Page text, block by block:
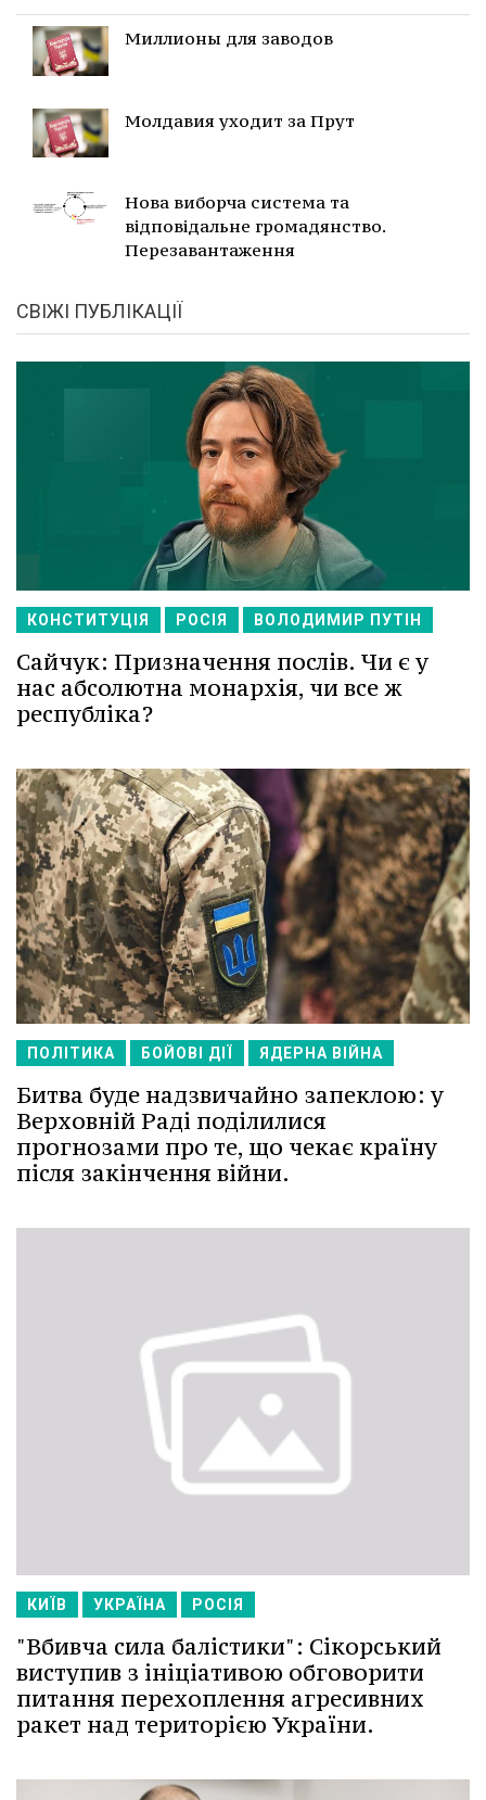
Миллионы для заводов
Молдавия уходит за Прут
Нова виборча система та
відповідальне громадянство.
Перезавантаження
СВІЖІ ПУБЛІКАЦІЇ
КОНСТИТУЦІЯ РОСІЯ ВОЛОДИМИР ПУТІН
Сайчук: Призначення послів. Чи є у
нас абсолютна монархія, чи все ж
республіка?
ПОЛІТИКА БОЙОВІ ДІЇ ЯДЕРНА ВІЙНА
Битва буде надзвичайно запеклою: у
Верховній Раді поділилися
прогнозами про те, що чекає країну
після закінчення війни.
КИЇВ УКРАЇНА РОСІЯ
"Вбивча сила балістики": Сікорський
виступив з ініціативою обговорити
питання перехоплення агресивних
ракет над територією України.